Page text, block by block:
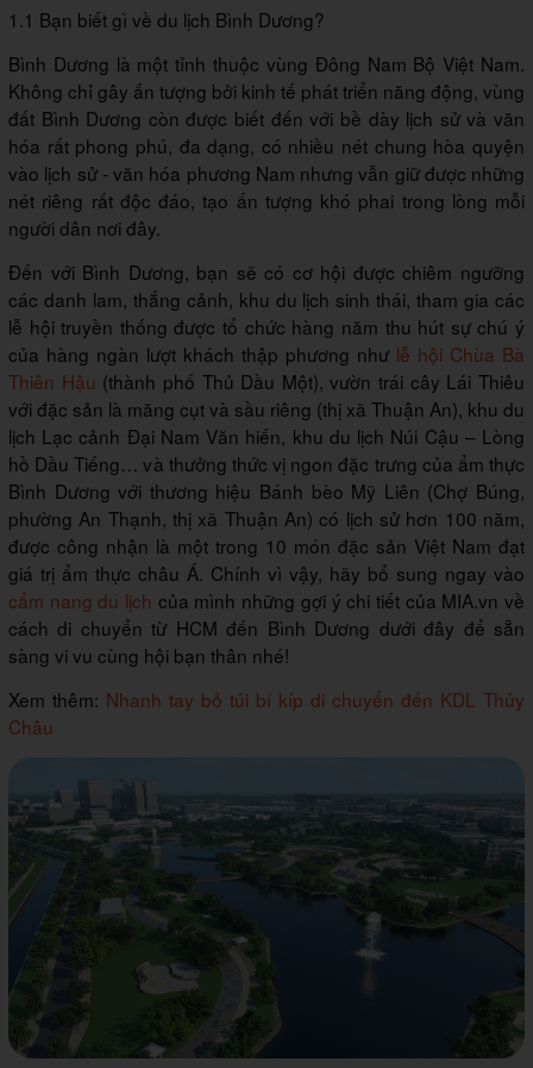
1.1 Bạn biết gì về du lịch Bình Dương?
Bình Dương là một tỉnh thuộc vùng Đông Nam Bộ Việt Nam.
Không chỉ gây ấn tượng bởi kinh tế phát triển năng động, vùng
đất Bình Dương còn được biết đến với bề dày lịch sử và văn
hóa rất phong phú, đa dạng, có nhiều nét chung hòa quyện
vào lịch sử - văn hóa phương Nam nhưng vẫn giữ được những
nét riêng rất độc đáo, tạo ấn tượng khó phai trong lòng mỗi
người dân nơi đây.
Đến với Bình Dương, bạn sẽ có cơ hội được chiêm ngưỡng
các danh lam, thắng cảnh, khu du lịch sinh thái, tham gia các
lễ hội truyền thống được tổ chức hàng năm thu hút sự chú ý
của hàng ngàn lượt khách thập phương như lễ hội Chùa Bà
Thiên Hậu (thành phố Thủ Dầu Một), vườn trái cây Lái Thiêu
với đặc sản là măng cụt và sầu riêng (thị xã Thuận An), khu du
lịch Lạc cảnh Đại Nam Văn hiến, khu du lịch Núi Cậu – Lòng
hồ Dầu Tiếng… và thưởng thức vị ngon đặc trưng của ẩm thực
Bình Dương với thương hiệu Bánh bèo Mỹ Liên (Chợ Búng,
phường An Thạnh, thị xã Thuận An) có lịch sử hơn 100 năm,
được công nhận là một trong 10 món đặc sản Việt Nam đạt
giá trị ẩm thực châu Á. Chính vì vậy, hãy bổ sung ngay vào
cẩm nang du lịch của mình những gợi ý chi tiết của MIA.vn về
cách di chuyển từ HCM đến Bình Dương dưới đây để sẵn
sàng vi vu cùng hội bạn thân nhé!
Xem thêm: Nhanh tay bỏ túi bí kíp di chuyển đến KDL Thủy
Châu